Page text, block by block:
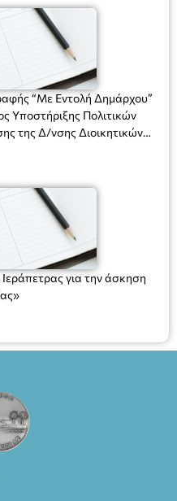
39 Ιεράπετρα)
Ιεράπετρας
Οργάνωση: ΚΝΩΣΟΣ
“Με Εντολή Δημάρχου”
Υποστήριξης Πολιτικών
της Δ/νσης Διοικητικών
πράξεις και
για την άσκηση